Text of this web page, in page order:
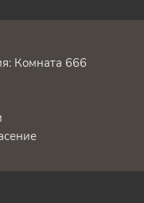
Комната 666